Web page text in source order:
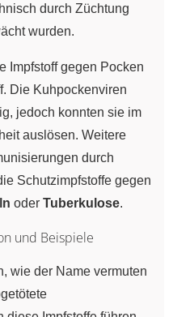
durch Züchtung
wurden.
Impfstoff gegen Pocken
Die Kuhpockenviren
jedoch konnten sie im
auslösen. Weitere
durch
Schutzimpfstoffe gegen
oder Tuberkulose.
und Beispiele
wie der Name vermuten